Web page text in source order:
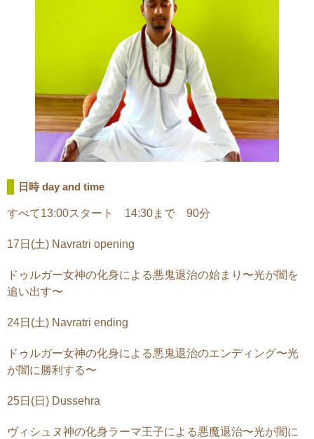
日時 day and time
すべて13:00スタート 14:30まで 90分
17日(土) Navratri opening
ドゥルガー女神の化身による悪鬼退治の始まり〜光が闇を
追い出す〜
24日(土) Navratri ending
ドゥルガー女神の化身による悪鬼退治のエンディング〜光
が闇に勝利する〜
25日(日) Dussehra
ヴィシュヌ神の化身ラーマ王子による悪魔退治〜光が闇に